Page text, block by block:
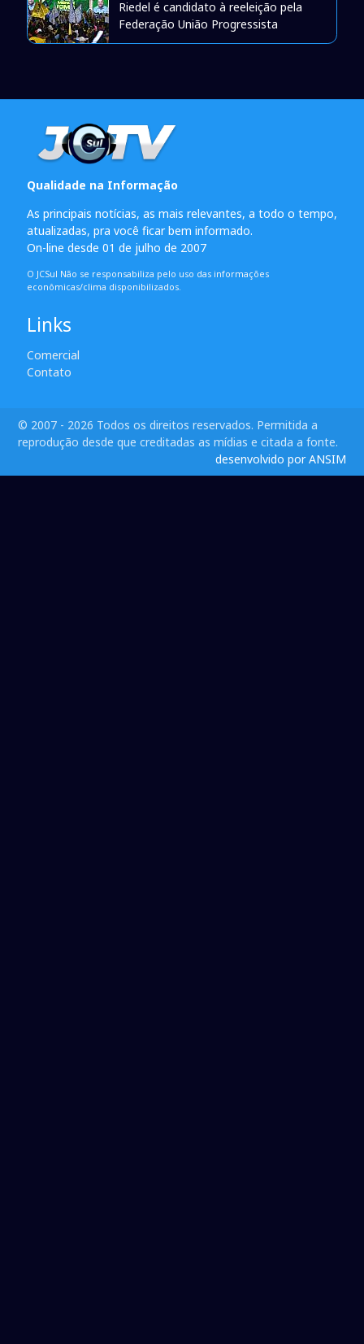
Riedel é candidato à reeleição pela
Federação União Progressista
Qualidade na Informação
As principais notícias, as mais relevantes, a todo o tempo,
atualizadas, pra você ficar bem informado.
On-line desde 01 de julho de 2007
O JCSul Não se responsabiliza pelo uso das informações
econômicas/clima disponibilizados.
Links
Comercial
Contato
© 2007 - 2026 Todos os direitos reservados. Permitida a
reprodução desde que creditadas as mídias e citada a fonte.
desenvolvido por ANSIM